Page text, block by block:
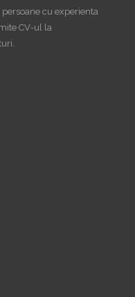
cu experienta
CV-ul la